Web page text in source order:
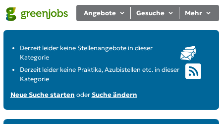
Angebote Gesuche Mehr
Derzeit leider keine Stellenangebote in dieser
Kategorie
Derzeit leider keine Praktika, Azubistellen etc. in dieser
Kategorie
Neue Suche starten oderSuche ändern